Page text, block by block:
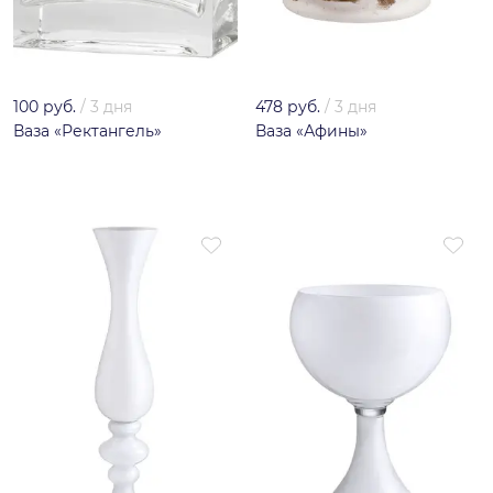
100 руб. / 3 дня
Ваза «Ректангель»
478 руб. / 3 дня
Ваза «Афины»